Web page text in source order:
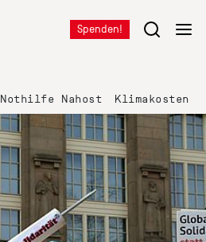
Spenden!
Nothilfe Nahost Klimakosten